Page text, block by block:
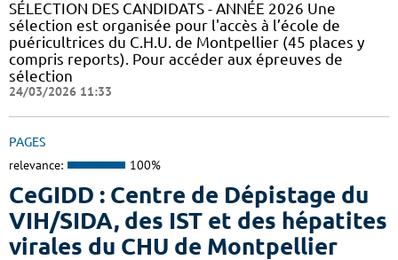
SÉLECTION DES CANDIDATS - ANNÉE 2026 Une
sélection est organisée pour l'accès à l’école de
puéricultrices du C.H.U. de Montpellier (45 places y
compris reports). Pour accéder aux épreuves de
sélection
24/03/2026 11:33
PAGES
relevance: 100%
CeGIDD : Centre de Dépistage du
VIH/SIDA, des IST et des hépatites
virales du CHU de Montpellier